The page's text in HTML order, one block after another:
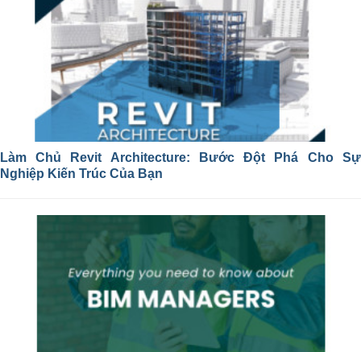
Làm Chủ Revit Architecture: Bước Đột Phá Cho Sự
Nghiệp Kiến Trúc Của Bạn